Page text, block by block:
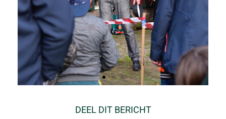
DEEL DIT BERICHT